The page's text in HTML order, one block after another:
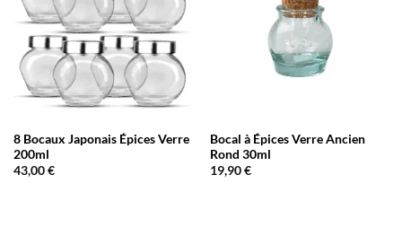
8 Bocaux Japonais Épices Verre
200ml
43,00€
Bocal à Épices Verre Ancien
Rond 30ml
19,90€